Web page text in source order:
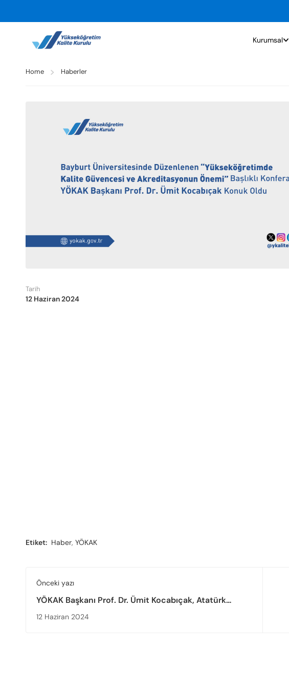
Kurumsal
Home Haberler
Tarih
12 Haziran 2024
Etiket: Haber, YÖKAK
Önceki yazı
YÖKAK Başkanı Prof. Dr. Ümit Kocabıçak, Atatürk
Üniversitesinde Düzenlenen “Yükseköğretimde Kalite
12 Haziran 2024